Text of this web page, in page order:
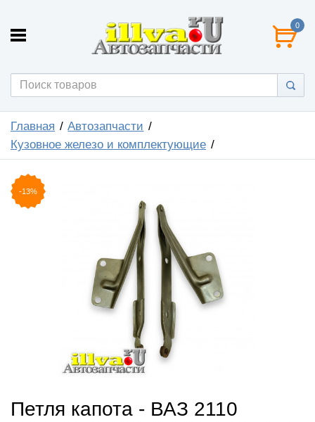
0
Главная
Автозапчасти
Кузовное железо и комплектующие
-13%
Петля капота - ВАЗ 2110